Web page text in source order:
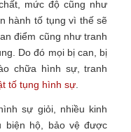
mức độ cũng như
hành tố tụng vì thế sẽ
điểm cũng như tranh
Do đó mọi bị can, bị
chữa hình sự, tranh
tố tụng hình sự.
sự giỏi, nhiều kinh
biện hộ, bảo vệ được